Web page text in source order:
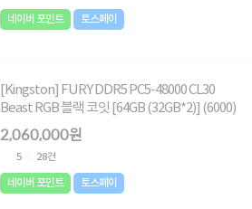
네이버 포인트 토스페이
[Kingston] FURY DDR5 PC5-48000 CL30
Beast RGB 블랙 코잇 [64GB (32GB*2)] (6000)
2,060,000원
5 28건
네이버 포인트 토스페이